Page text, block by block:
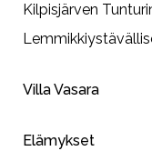
Kilpisjärven
Villa Vasara
Elämykset